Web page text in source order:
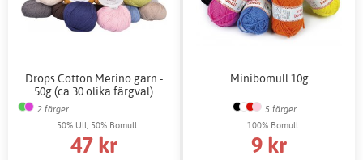
Drops Cotton Merino garn -
50g (ca 30 olika färgval)
2 färger
50% Ull, 50% Bomull
47 kr
Minibomull 10g
5 färger
100% Bomull
9 kr